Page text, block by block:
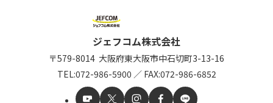
ジェフコム株式会社
〒579-8014 大阪府東大阪市中石切町3-13-16
TEL:072-986-5900 ／ FAX:072-986-6852